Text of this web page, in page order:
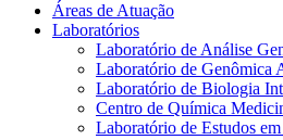
Áreas de Atuação
Laboratórios
Laboratório de Análise
Laboratório de Genômica
Laboratório de Biologia
Centro de Química
Laboratório de Estudos